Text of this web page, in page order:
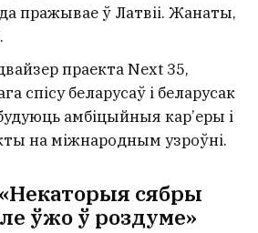
пражывае ў Латвіі. Жанаты,
праекта Next 35,
спісу беларусаў і беларусак
амбіцыйныя кар’еры і
на міжнародным узроўні.
сябры
ўжо ў роздуме»